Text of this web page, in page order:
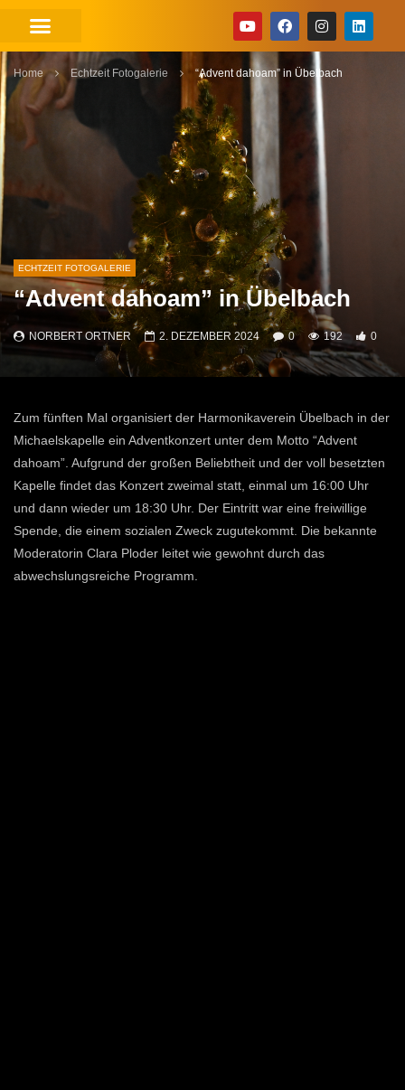
Home Echtzeit Fotogalerie “Advent dahoam” in Übelbach
ECHTZEIT FOTOGALERIE
“Advent dahoam” in Übelbach
NORBERT ORTNER 2. DEZEMBER 2024 0 192 0
Zum fünften Mal organisiert der Harmonikaverein Übelbach in der
Michaelskapelle ein Adventkonzert unter dem Motto “Advent
dahoam”. Aufgrund der großen Beliebtheit und der voll besetzten
Kapelle findet das Konzert zweimal statt, einmal um 16:00 Uhr
und dann wieder um 18:30 Uhr. Der Eintritt war eine freiwillige
Spende, die einem sozialen Zweck zugutekommt. Die bekannte
Moderatorin Clara Ploder leitet wie gewohnt durch das
abwechslungsreiche Programm.